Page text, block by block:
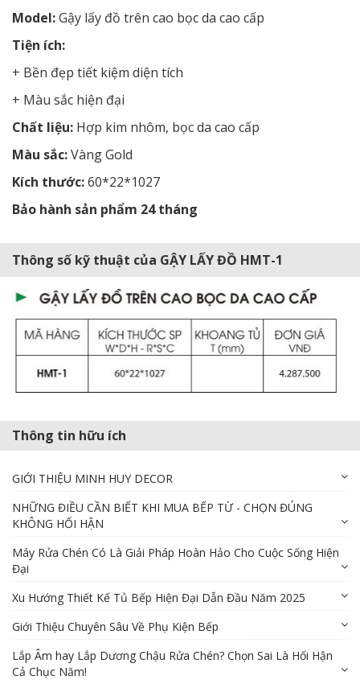
Model:Gậy lấy đồ trên cao bọc da cao cấp
Tiện ích:
+ Bền đẹp tiết kiệm diện tích
+ Màu sắc hiện đại
Chất liệu: Hợp kim nhôm, bọc da cao cấp
Màu sắc:Vàng Gold
Kích thước:60*22*1027
Bảo hành sản phẩm 24 tháng
Thông số kỹ thuật của GẬY LẤY ĐỒ HMT-1
Thông tin hữu ích
GIỚI THIỆU MINH HUY DECOR
NHỮNG ĐIỀU CẦN BIẾT KHI MUA BẾP TỪ - CHỌN ĐÚNG
KHÔNG HỐI HẬN
Máy Rửa Chén Có Là Giải Pháp Hoàn Hảo Cho Cuộc Sống Hiện
Đại
Xu Hướng Thiết Kế Tủ Bếp Hiện Đại Dẫn Đầu Năm 2025
Giới Thiệu Chuyên Sâu Về Phụ Kiện Bếp
Lắp Âm hay Lắp Dương Chậu Rửa Chén? Chọn Sai Là Hối Hận
Cả Chục Năm!